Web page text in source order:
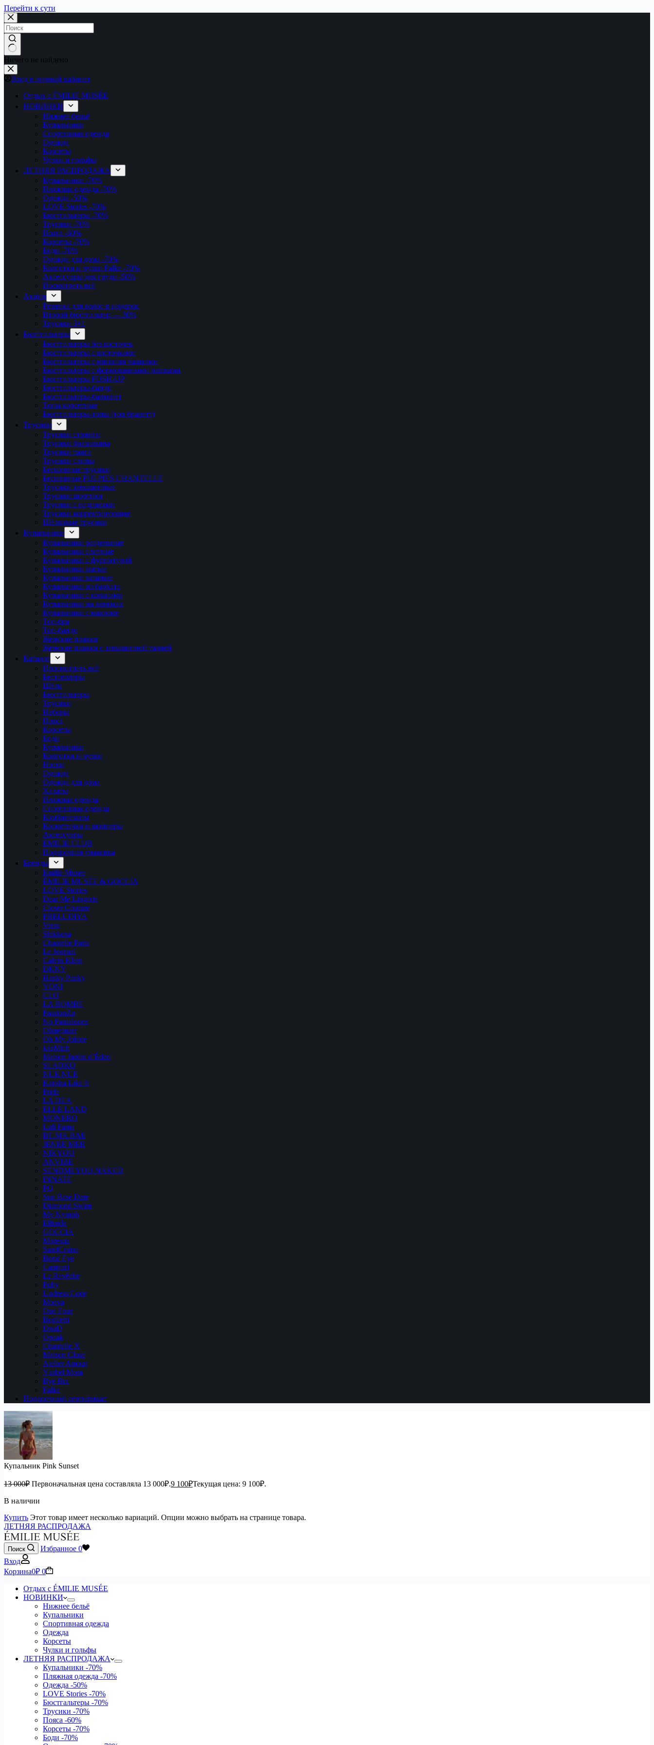
Перейти к сути
Ничего не найдено
Вход в личный кабинет
Отдых с ÉMILIE MUSÉE
НОВИНКИ
Нижнее бельё
Купальники
Спортивная одежда
Одежда
Корсеты
Чулки и гольфы
ЛЕТНЯЯ РАСПРОДАЖА
Купальники -70%
Пляжная одежда -70%
Одежда -50%
LOVE Stories -70%
Бюстгальтеры -70%
Трусики -70%
Пояса -60%
Корсеты -70%
Боди -70%
Одежда для дома -70%
Колготки и чулки Falke -70%
Аксессуары для груди -50%
Посмотреть всё
Акции
Резинка для волос в подарок
Второй бюстгальтер — 30%
Трусики 3+1
Бюстгальтеры
Бюстгальтеры без косточек
Бюстгальтеры с косточками
Бюстгальтеры с мягкими чашками
Бюстгальтеры с формованными чашками
Бюстгальтеры PUSH-UP
Бюстгальтеры-бандо
Бюстгальтеры-балконет
Топы корсетные
Бюстгальтеры-топы (топ бралетт)
Трусики
Трусики стринги
Трусики бразильяна
Трусики танга
Трусики слипы
Бесшовные трусики
Бесшовные PULPIES CHANTELLE
Трусики завышенные
Трусики шортики
Трусики с надписями
Трусики корректирующие
Шёлковые трусики
Купальники
Купальники раздельные
Купальники слитные
Купальники с фурнитурой
Купальники жатые
Купальники вязаные
Купальники из бархата
Купальники с кольцами
Купальники на завязках
Купальники с макраме
Топ-бра
Топ-бандо
Женские плавки
Женские плавки с завышенной талией
Каталог
Просмотреть всё
Бестселлеры
Шёлк
Бюстгальтеры
Трусики
Наборы
Пояса
Корсеты
Боди
Купальники
Колготки и чулки
Носки
Одежда
Одежда для дома
Халаты
Пляжная одежда
Спортивная одежда
Комбинезоны
Косметички и шопперы
Аксессуары
ÉMILIE CLUB
Подарочная упаковка
Бренды
Emilie Musee
ÉMILIE MUSÉE & GOCCIA
LOVE Stories
Dear Me Lingerie
Closer Couture
PRELUDIYA
Verse
Shikkosa
Chantelle Paris
Le Journal
Calvin Klein
DKNY
Hanky Panky
YONI
CLO
LA BOMBE
PassionZu
No Pantaloons
Ohmymarr
Oh My Jolene
kázMich
Maison Jardin d’Éden
SLADKO
NUE NUE
Katisha Like It
Pride
LA DEA
ELLE LAND
MONERO
Luli Fama
BE.MA.BAE
JENEE MER
NIKYOU
ANVIBE
SENDMEYOU.NAKED
INNATE
PQ
Sun Base Date
Diamond Swim
My Nymph
Ellinida
GOCCIA
Moresqa
SandCruise
Bond Eye
Camvari
La Revêche
Poby
Undress Code
Moeva
One Four
Boglietti
DnuD
Opaak
Chantelle X
Maison Close
Atelier Amour
Ysabel Mora
Bye Bra
Falke
Подарочный сертификат
Купальник Pink Sunset
13 000₽ Первоначальная цена составляла 13 000₽.9 100₽Текущая цена: 9 100₽.
В наличии
Купить Этот товар имеет несколько вариаций. Опции можно выбрать на странице товара.
ЛЕТНЯЯ РАСПРОДАЖА
Поиск Избранное 0
Вход
Корзина0₽ 0
Отдых с ÉMILIE MUSÉE
НОВИНКИ
Нижнее бельё
Купальники
Спортивная одежда
Одежда
Корсеты
Чулки и гольфы
ЛЕТНЯЯ РАСПРОДАЖА
Купальники -70%
Пляжная одежда -70%
Одежда -50%
LOVE Stories -70%
Бюстгальтеры -70%
Трусики -70%
Пояса -60%
Корсеты -70%
Боди -70%